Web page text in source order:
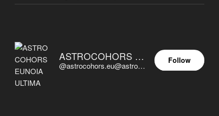
ASTROCOHORS EUNOIA ULTIMA
@astrocohors.eu@astrocohors.eu
Follow